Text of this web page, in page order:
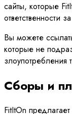
сайты, которые
ответственности
Вы можете
которые не
злоупотребления
Сборы и
FitItOn